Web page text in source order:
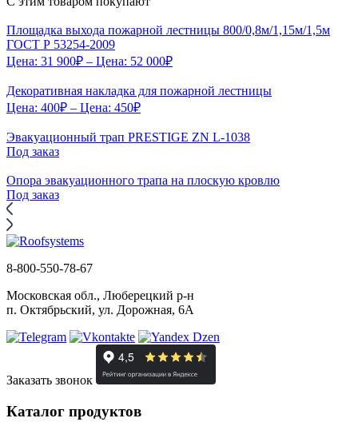
Площадка выхода пожарной лестницы 800/0,8м/1,15м/1,5м
ГОСТ Р 53254-2009
Цена: 31 900₽ – Цена: 52 000₽
Декоративная накладка для пожарной лестницы
Цена: 400₽ – Цена: 450₽
Эвакуационный трап PRESTIGE ZN L-1038
Под заказ
Опора эвакуационного трапа на плоскую кровлю
Под заказ
8-800-550-78-67
Московская обл., Люберецкий р-н
п. Октябрьский, ул. Дорожная, 6А
Заказать звонок
Каталог продуктов